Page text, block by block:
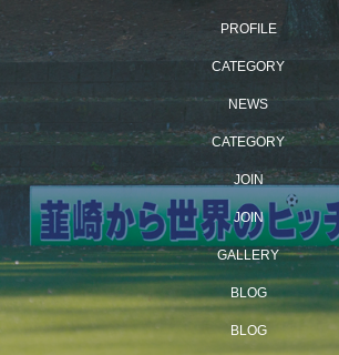
PROFILE
CATEGORY
NEWS
CATEGORY
JOIN
JOIN
GALLERY
BLOG
BLOG